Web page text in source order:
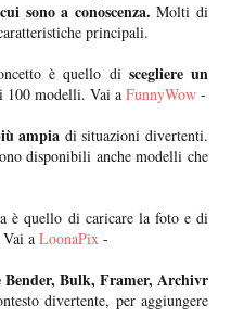
sono a conoscenza. Molti di
principali.
è quello di scegliere un
100 modelli. Vai a FunnyWow -
ampia di situazioni divertenti.
disponibili anche modelli che
è quello di caricare la foto e di
a LoonaPix -
Bender, Bulk, Framer, Archivr
divertente, per aggiungere